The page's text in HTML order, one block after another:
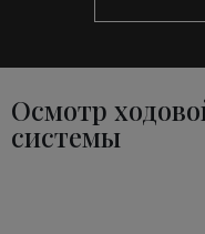
Осмотр
системы